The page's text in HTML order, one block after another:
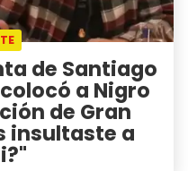
de Santiago
a Nigro
de Gran
insultaste a